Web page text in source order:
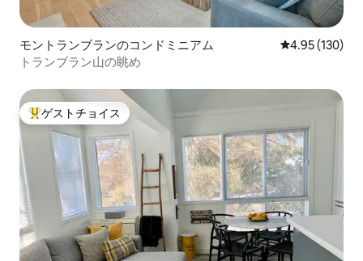
モントランブランのコンドミニアム レビュー130
4.95 (130)
トランブラン山の眺め
大好評のゲストチョイスです。
ゲストチョイス